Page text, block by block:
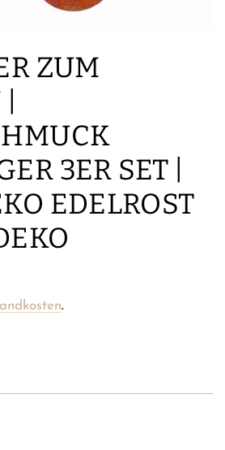
ZUM
3ER SET |
EDELROST
.